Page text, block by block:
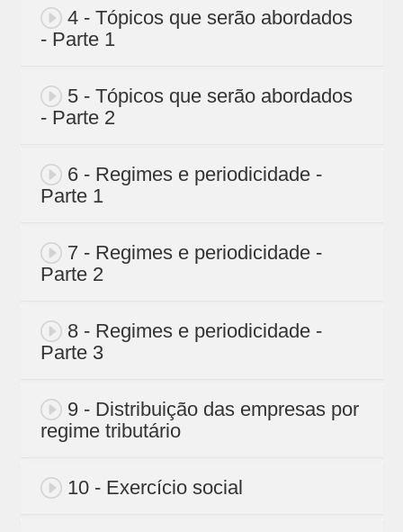
4 - Tópicos que serão abordados
- Parte 1
5 - Tópicos que serão abordados
- Parte 2
6 - Regimes e periodicidade -
Parte 1
7 - Regimes e periodicidade -
Parte 2
8 - Regimes e periodicidade -
Parte 3
9 - Distribuição das empresas por
regime tributário
10 - Exercício social